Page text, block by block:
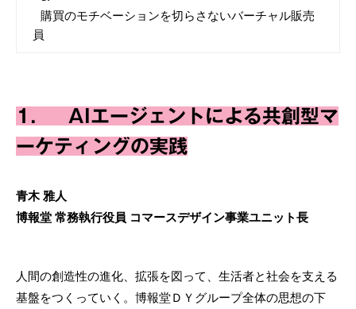
購買のモチベーションを切らさないバーチャル販売
員
1. AIエージェントによる共創型マ
ーケティングの実践
青木 雅人
博報堂 常務執行役員 コマースデザイン事業ユニット長
人間の創造性の進化、拡張を図って、生活者と社会を支える
基盤をつくっていく。博報堂ＤＹグループ全体の思想の下